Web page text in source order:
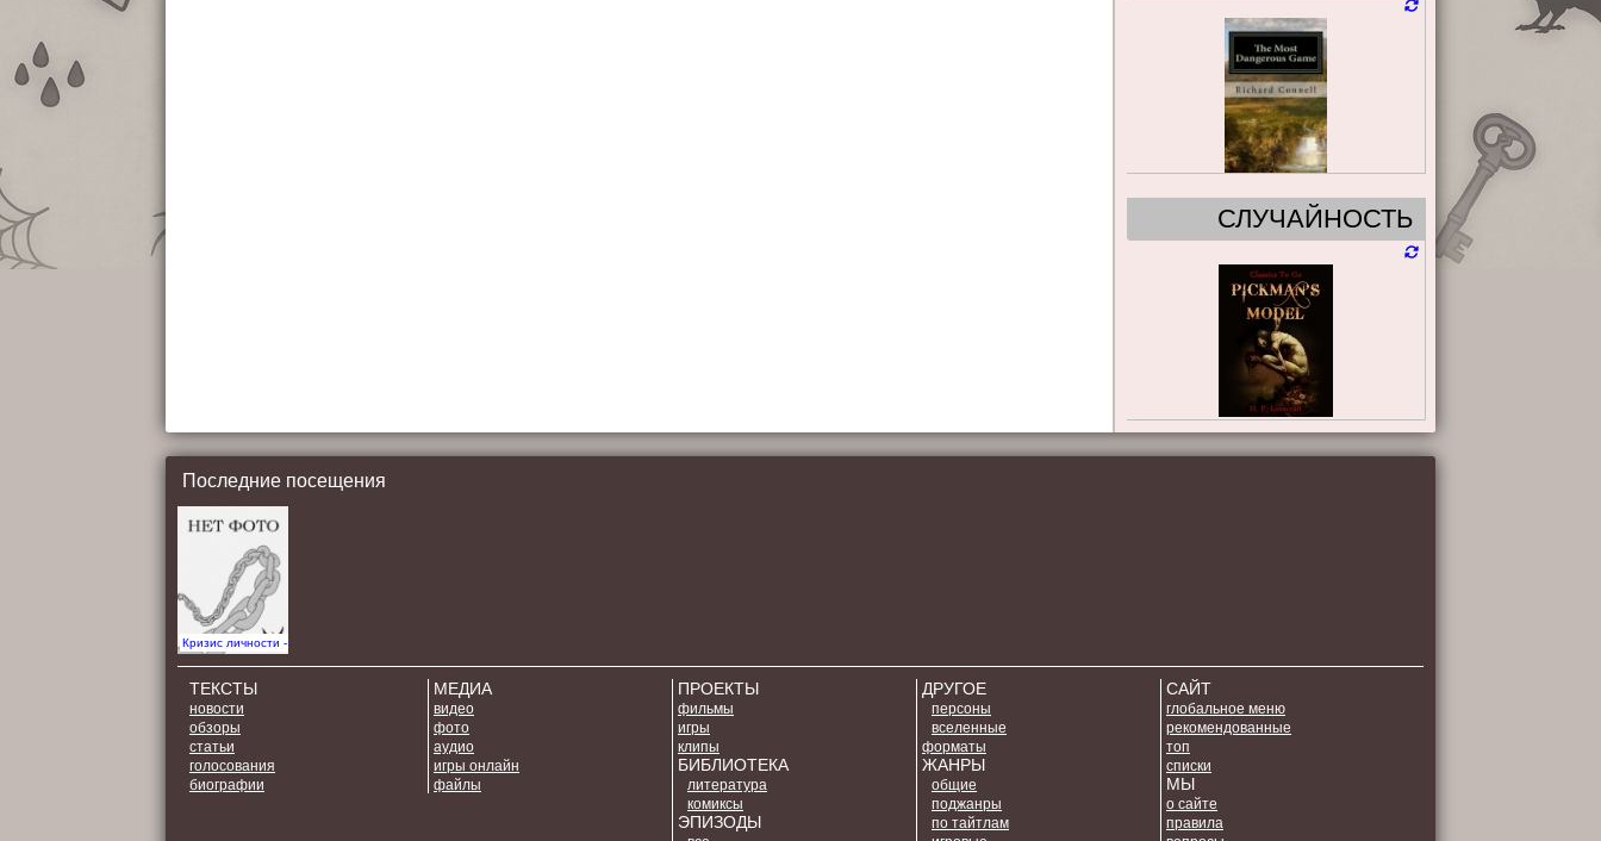
СЛУЧАЙНОСТЬ
Последние посещения
Кризис личности - Эпизод
ТЕКСТЫ
новости
обзоры
статьи
голосования
биографии
МЕДИА
видео
фото
аудио
игры онлайн
файлы
ПРОЕКТЫ
фильмы
игры
клипы
БИБЛИОТЕКА
литература
комиксы
ЭПИЗОДЫ
ДРУГОЕ
персоны
вселенные
форматы
ЖАНРЫ
общие
поджанры
по тайтлам
САЙТ
глобальное меню
рекомендованные
топ
списки
МЫ
о сайте
правила